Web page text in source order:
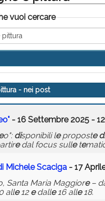
vuoi cercare
- nei post
o" - 16 Settembre 2025 -
o": disponibili leproposte di
edal focus sullete
MicheleScaciga - 17
Santa Maria Maggiore–
alle12 edalle16 alle18.